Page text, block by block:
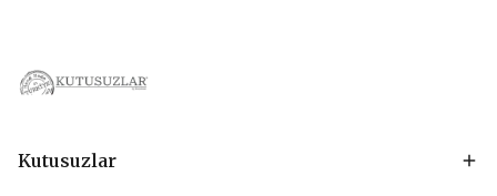
Kutusuzlar